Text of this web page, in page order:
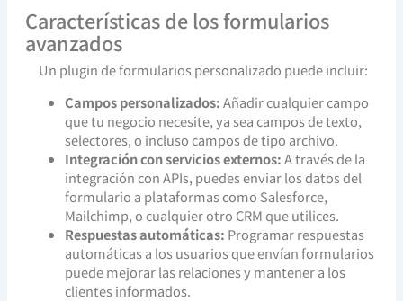
Características de los formularios
avanzados
Un plugin de formularios personalizado puede incluir:
Campos personalizados:Añadir cualquier campo
que tu negocio necesite, ya sea campos de texto,
selectores, o incluso campos de tipo archivo.
Integración con servicios externos:A través de la
integración con APIs, puedes enviar los datos del
formulario a plataformas como Salesforce,
Mailchimp, o cualquier otro CRM que utilices.
Respuestas automáticas: Programar respuestas
automáticas a los usuarios que envían formularios
puede mejorar las relaciones y mantener a los
clientes informados.